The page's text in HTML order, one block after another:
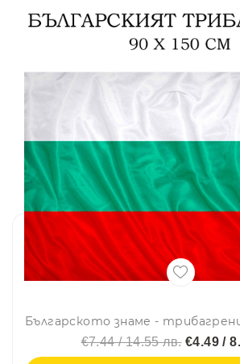
€7.44 / 14.55 лв.€4.49 /